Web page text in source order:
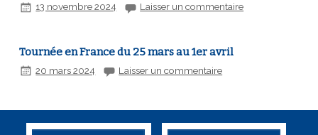
13 novembre 2024 Laisser un commentaire
Tournée en France du 25 mars au 1er avril
20 mars 2024 Laisser un commentaire